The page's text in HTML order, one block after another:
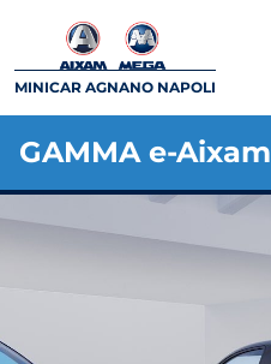
MINICAR AGNANO NAPOLI
GAMMA e-Aixam